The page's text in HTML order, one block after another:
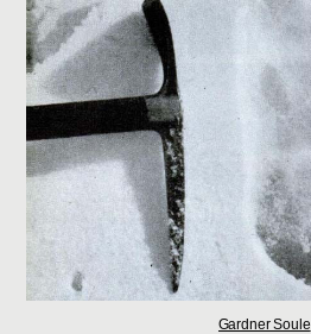
Gardner Soule